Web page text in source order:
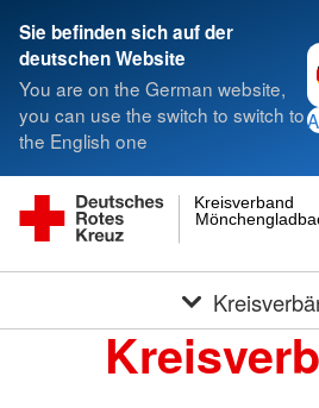
Sie befinden sich auf der
deutschen Website
You are on the German website,
you can use the switch to switch to
the English one
Kreisverband